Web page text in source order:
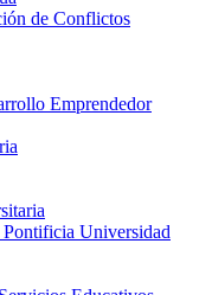
de Conflictos
Emprendedor
Universidad